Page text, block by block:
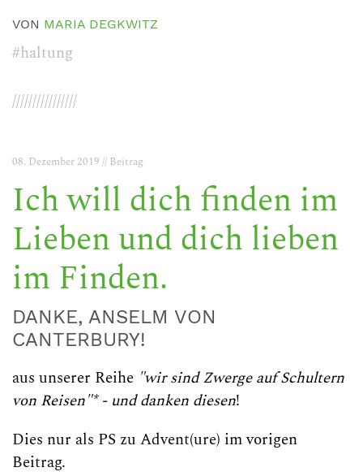
VON MARIA DEGKWITZ
#haltung
////////////////
08. Dezember 2019 // Beitrag
Ich will dich finden im
Lieben und dich lieben
im Finden.
DANKE, ANSELM VON
CANTERBURY!
aus unserer Reihe "wir sind Zwerge auf Schultern
von Reisen"* - und danken diesen!
Dies nur als PS zu Advent(ure) im vorigen
Beitrag.